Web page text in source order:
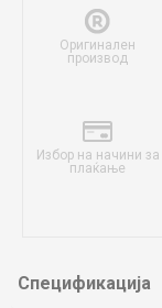
Оригинален
производ
Избор на начини за
плаќање
Спецификација